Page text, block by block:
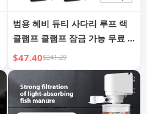
범용 헤비 듀티 사다리 루프 랙
클램프 클램프 잠금 가능 무료 2
개 잠금 가능
$47.40$241.29